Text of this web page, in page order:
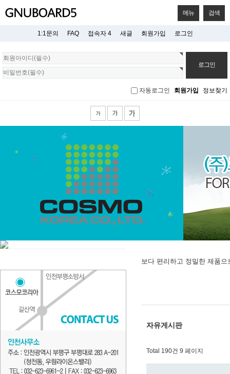
메뉴 검색
1:1문의 FAQ 접속자 4 새글 회원가입 로그인
회
원
로
자동로그인 회원가입 정보찾기
보다 편리하고 정밀한 제품
자유게시판
Total 190건 9 페이지